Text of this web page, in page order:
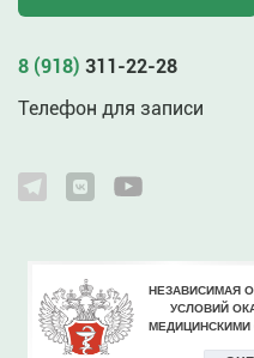
8 (918) 311-22-28
Телефон для записи